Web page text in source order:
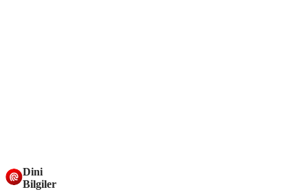
Dini
Bilgiler